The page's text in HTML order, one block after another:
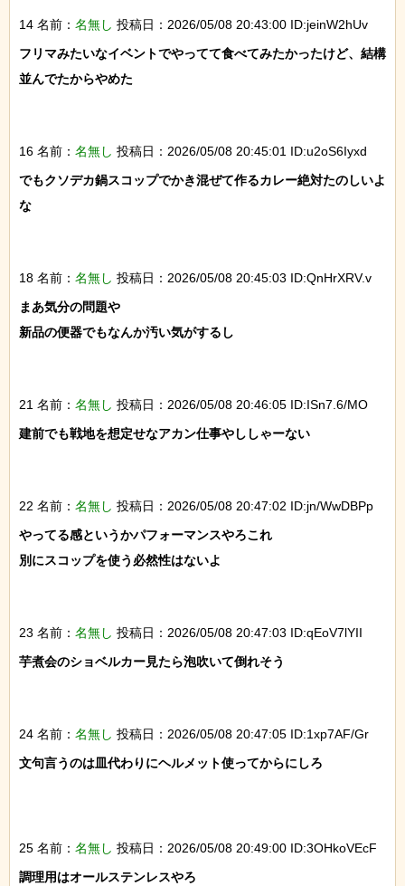
14 名前： 名無し 投稿日：2026/05/08 20:43:00 ID:jeinW2hUv
フリマみたいなイベントでやってて食べてみたかったけど、結構
並んでたからやめた
16 名前： 名無し 投稿日：2026/05/08 20:45:01 ID:u2oS6Iyxd
でもクソデカ鍋スコップでかき混ぜて作るカレー絶対たのしいよ
な
18 名前： 名無し 投稿日：2026/05/08 20:45:03 ID:QnHrXRV.v
まあ気分の問題や
新品の便器でもなんか汚い気がするし
21 名前： 名無し 投稿日：2026/05/08 20:46:05 ID:ISn7.6/MO
建前でも戦地を想定せなアカン仕事やししゃーない
22 名前： 名無し 投稿日：2026/05/08 20:47:02 ID:jn/WwDBPp
やってる感というかパフォーマンスやろこれ
別にスコップを使う必然性はないよ
23 名前： 名無し 投稿日：2026/05/08 20:47:03 ID:qEoV7lYII
芋煮会のショベルカー見たら泡吹いて倒れそう
24 名前： 名無し 投稿日：2026/05/08 20:47:05 ID:1xp7AF/Gr
文句言うのは皿代わりにヘルメット使ってからにしろ
25 名前： 名無し 投稿日：2026/05/08 20:49:00 ID:3OHkoVEcF
調理用はオールステンレスやろ